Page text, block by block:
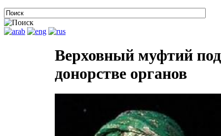
Верховный муфтий
донорстве органов